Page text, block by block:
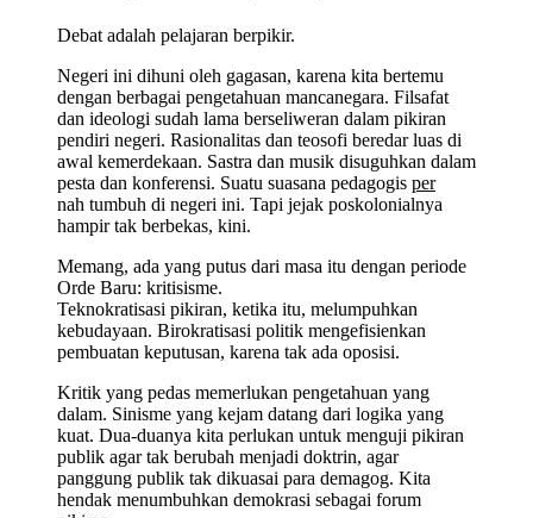
Debat adalah pelajaran berpikir.
Negeri ini dihuni oleh gagasan, karena kita bertemu
dengan berbagai pengetahuan mancanegara. Filsafat
dan ideologi sudah lama berseliweran dalam pikiran
pendiri negeri. Rasionalitas dan teosofi beredar luas di
awal kemerdekaan. Sastra dan musik disuguhkan dalam
pesta dan konferensi. Suatu suasana pedagogis per
nah tumbuh di negeri ini. Tapi jejak poskolonialnya
hampir tak berbekas, kini.
Memang, ada yang putus dari masa itu dengan periode
Orde Baru: kritisisme.
Teknokratisasi pikiran, ketika itu, melumpuhkan
kebudayaan. Birokratisasi politik mengefisienkan
pembuatan keputusan, karena tak ada oposisi.
Kritik yang pedas memerlukan pengetahuan yang
dalam. Sinisme yang kejam datang dari logika yang
kuat. Dua-duanya kita perlukan untuk menguji pikiran
publik agar tak berubah menjadi doktrin, agar
panggung publik tak dikuasai para demagog. Kita
hendak menumbuhkan demokrasi sebagai forum